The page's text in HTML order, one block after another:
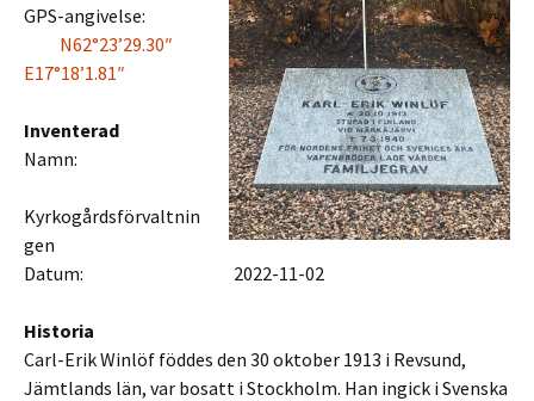
GPS-angivelse:
N62°23’29.30″
E17°18’1.81″
Inventerad
Namn:
Kyrkogårdsförvaltnin
gen
Datum: 2022-11-02
Historia
Carl-Erik Winlöf föddes den 30 oktober 1913 i Revsund,
Jämtlands län, var bosatt i Stockholm. Han ingick i Svenska